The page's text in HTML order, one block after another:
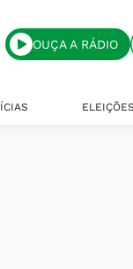
OUÇA A RÁDIO